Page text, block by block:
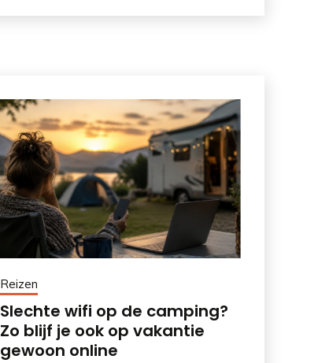
Reizen
Slechte wifi op de camping?
Zo blijf je ook op vakantie
gewoon online